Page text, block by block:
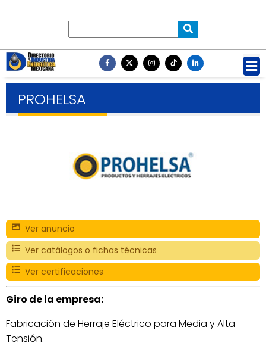
PROHELSA
Ver anuncio
Ver catálogos o fichas técnicas
Ver certificaciones
Giro de la empresa:
Fabricación de Herraje Eléctrico para Media y Alta
Tensión.